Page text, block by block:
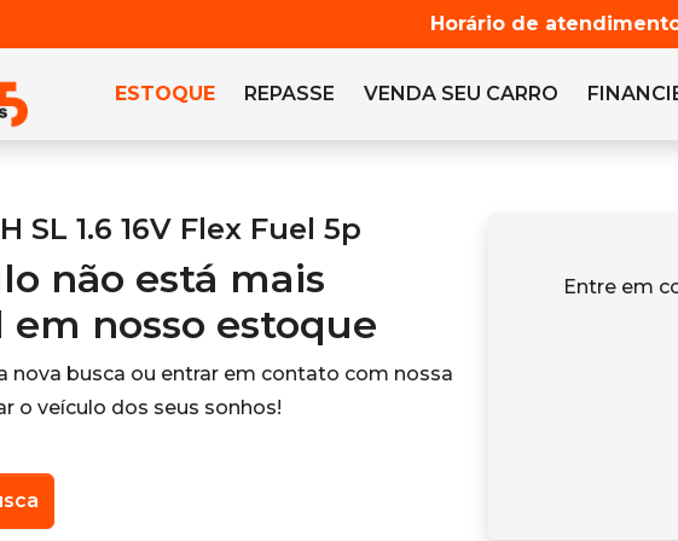
Horário de
ESTOQUE REPASSE VENDA SEU CARRO
SL 1.6 16V Flex Fuel 5p
não está mais
nosso estoque
nova busca ou entrar em contato com nossa
o veículo dos seus sonhos!
Entre em